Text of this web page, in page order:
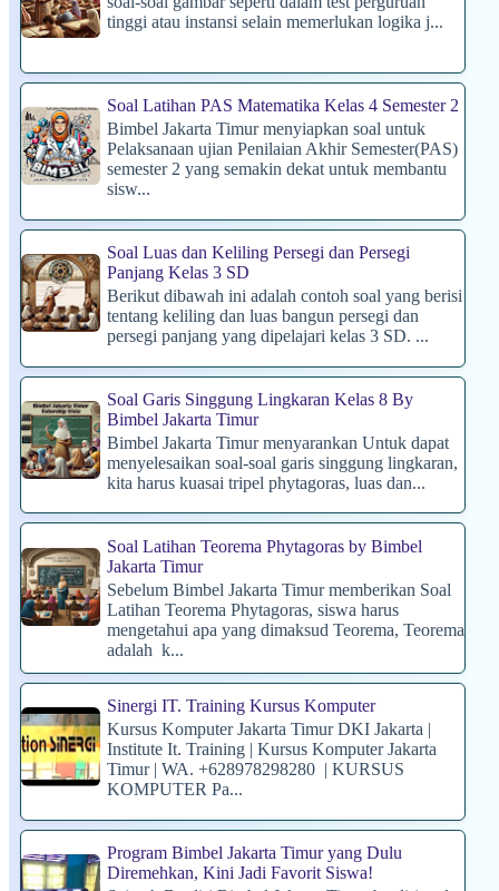
tinggi atau instansi selain memerlukan logika j...
Soal Latihan PAS Matematika Kelas 4 Semester 2
Bimbel Jakarta Timur menyiapkan soal untuk
Pelaksanaan ujian Penilaian Akhir Semester(PAS)
semester 2 yang semakin dekat untuk membantu
sisw...
Soal Luas dan Keliling Persegi dan Persegi
Panjang Kelas 3 SD
Berikut dibawah ini adalah contoh soal yang berisi
tentang keliling dan luas bangun persegi dan
persegi panjang yang dipelajari kelas 3 SD. ...
Soal Garis Singgung Lingkaran Kelas 8 By
Bimbel Jakarta Timur
Bimbel Jakarta Timur menyarankan Untuk dapat
menyelesaikan soal-soal garis singgung lingkaran,
kita harus kuasai tripel phytagoras, luas dan...
Soal Latihan Teorema Phytagoras by Bimbel
Jakarta Timur
Sebelum Bimbel Jakarta Timur memberikan Soal
Latihan Teorema Phytagoras, siswa harus
mengetahui apa yang dimaksud Teorema, Teorema
adalah k...
Sinergi IT. Training Kursus Komputer
Kursus Komputer Jakarta Timur DKI Jakarta |
Institute It. Training | Kursus Komputer Jakarta
Timur | WA. +628978298280 | KURSUS
KOMPUTER Pa...
Program Bimbel Jakarta Timur yang Dulu
Diremehkan, Kini Jadi Favorit Siswa!